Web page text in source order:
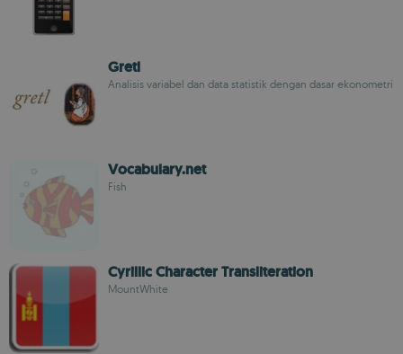
Gretl
Analisis variabel dan data statistik dengan dasar ekonometri
Vocabulary.net
Fish
Cyrillic Character Transliteration
MountWhite